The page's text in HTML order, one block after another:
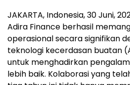
JAKARTA, Indonesia,30 Juni,
Adira Finance berhasil
operasional secara signifikan
teknologi kecerdasan buatan
untuk menghadirkan
lebih baik. Kolaborasi yang